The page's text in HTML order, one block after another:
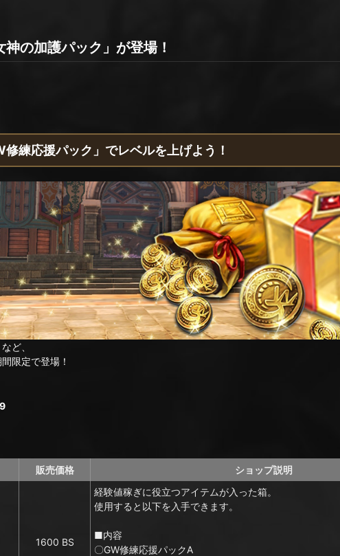
の加護パック」が登場！
修練応援パック」でレベルを上げよう！
ど、
限定で登場！
販売価格 ショップ説明
1600 BS
経験値稼ぎに役立つアイテムが入った箱。
使用すると以下を入手できます。
■内容
〇GW修練応援パックA